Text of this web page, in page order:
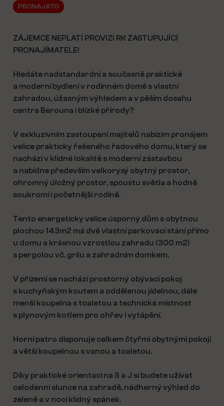
PRONAJATO
ZÁJEMCE NEPLATÍ PROVIZI RK ZASTUPUJÍCÍ
PRONAJÍMATELE!
Hledáte nadstandardní a současně praktické
a moderní bydlení v rodinném domě s vlastní
zahradou, úžasným výhledem a v pěším dosahu
centra Berouna i blízké přírody?
V exkluzivním zastoupení majitelů nabízím pronájem
velice prakticky řešeného řadového domu, který se
nachází v klidné lokalitě s moderní zástavbou
a nabídne především velkorysý obytný prostor,
ohromný úložný prostor, spoustu světla a hodně
soukromí i početnější rodině.
Tento energeticky velice úsporný dům s obytnou
plochou 143m2 má dvě vlastní parkovací stání přímo
u domu a krásnou vzrostlou zahradu (300 m2)
s pergolou vč. grilu a zahradním domkem.
V přízemí se nachází prostorný obývací pokoj
s kuchyňským koutem a oddělenou jídelnou, dále
menší koupelna s toaletou a technická místnost
s plynovým kotlem pro ohřev i vytápění.
Horní patro disponuje celkem čtyřmi obytnými pokoji
a větší koupelnou s vanou a toaletou.
Díky praktické orientaci na S a J si budete užívat
celodenní slunce na zahradě, nádherný výhled do
zeleně a v noci klidný spánek.